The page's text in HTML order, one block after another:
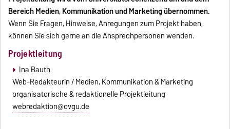
Bereich Medien, Kommunikation und Marketing übernommen.
Wenn Sie Fragen, Hinweise, Anregungen zum Projekt haben,
können Sie sich gerne an die Ansprechpersonen wenden.
Projektleitung
Ina Bauth
Web-Redakteurin / Medien, Kommunikation & Marketing
organisatorische & redaktionelle Projektleitung
webredaktion@ovgu.de